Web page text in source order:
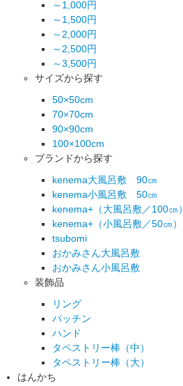
～1,000円
～1,500円
～2,000円
～2,500円
～3,500円
サイズから探す
50×50cm
70×70cm
90×90cm
100×100cm
ブランドから探す
kenema大風呂敷 90㎝
kenema小風呂敷 50㎝
kenema+（大風呂敷／100㎝）
kenema+（小風呂敷／50㎝）
tsubomi
おかみさん大風呂敷
おかみさん小風呂敷
装飾品
リング
パッチン
ハンド
タペストリー棒（中）
タペストリー棒（大）
はんかち